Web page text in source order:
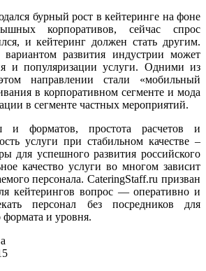
бурный рост в кейтеринге на фоне
корпоративов, сейчас спрос
и кейтеринг должен стать другим.
развития индустрии может
и популяризации услуги. Одними из
направлении стали «мобильный
в корпоративном сегменте и мода
в сегменте частных мероприятий.
форматов, простота расчетов и
услуги при стабильном качестве –
для успешного развития российского
качество услуги во многом зависит
персонала. CateringStaff.ru призван
кейтерингов вопрос — оперативно и
персонал без посредников для
и уровня.